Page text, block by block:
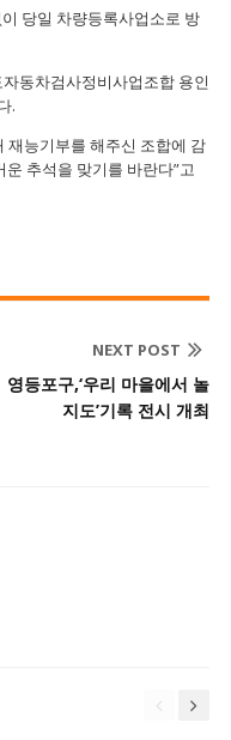
당일 차량등록사업소로 방
동차검사정비사업조합 용인
.
재능기부를 해주신 조합에 감
추석을 맞기를 바란다”고
NEXT POST
영등포구,‘우리 마을에서 놀
지도’기록 전시 개최